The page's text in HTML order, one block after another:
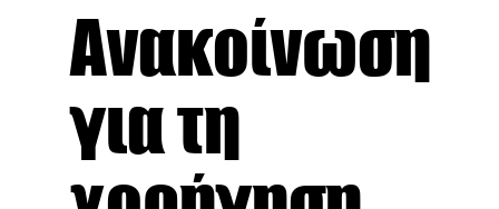
Ανακοίνωση
για τη